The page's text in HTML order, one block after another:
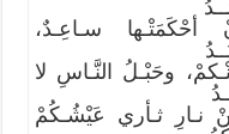
أحْكَمَتْـها سـاعِـدٌ،
وحَبْـلُ النَّـاسِ لا
نـارِ ثـأري عَيْشُـكُمْ